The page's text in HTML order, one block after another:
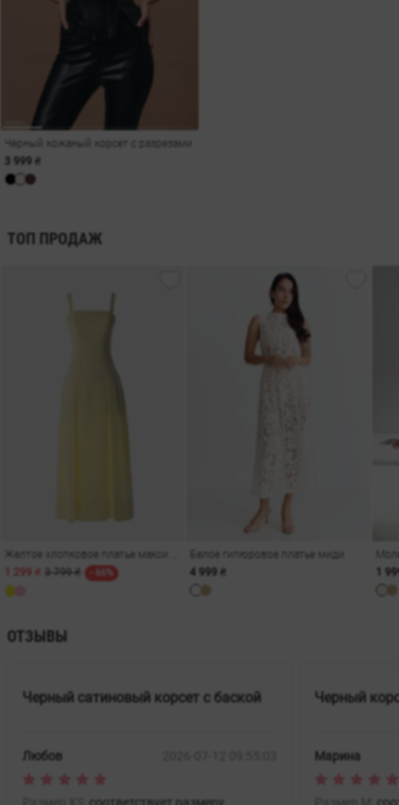
Черный кожаный корсет с разрезами
3 999 ₴
ТОП ПРОДАЖ
3 799 ₴ - 66%
Белое гипюровое платье миди
4 999 ₴
1
ОТЗЫВЫ
Черный сатиновый корсет с баской
Любов
Черный
Марина